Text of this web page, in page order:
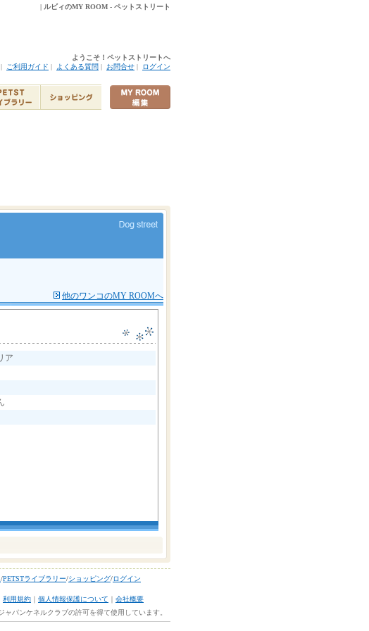
| ルビィのMY ROOM - ペットストリート
ようこそ！ペットストリートへ
ご利用ガイド | よくある質問 | お問合せ | ログイン
他のワンコのMY ROOMへ
ア
/PETSTライブラリー/ショッピング/ログイン
利用規約 ｜ 個人情報保護について ｜ 会社概要
ャパンケネルクラブの許可を得て使用しています。